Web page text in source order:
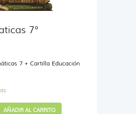
7°
7 + Cartilla Educación
AÑADIR AL CARRITO